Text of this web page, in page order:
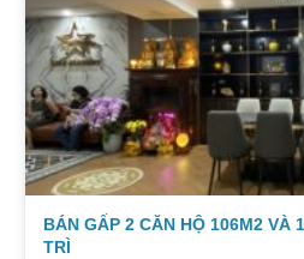
3 tỷ 250. Diện tích: 86 m².
ban công: Tây tứ trạch. Nội thất:
tỷ.
BÁN GẤP 2 CĂN HỘ 106M2 VÀ
TRÌ